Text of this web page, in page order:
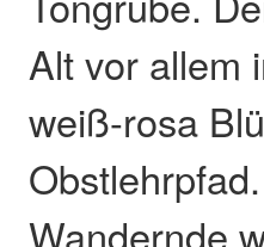
Alt vor allem
weiß-rosa
Wandernde